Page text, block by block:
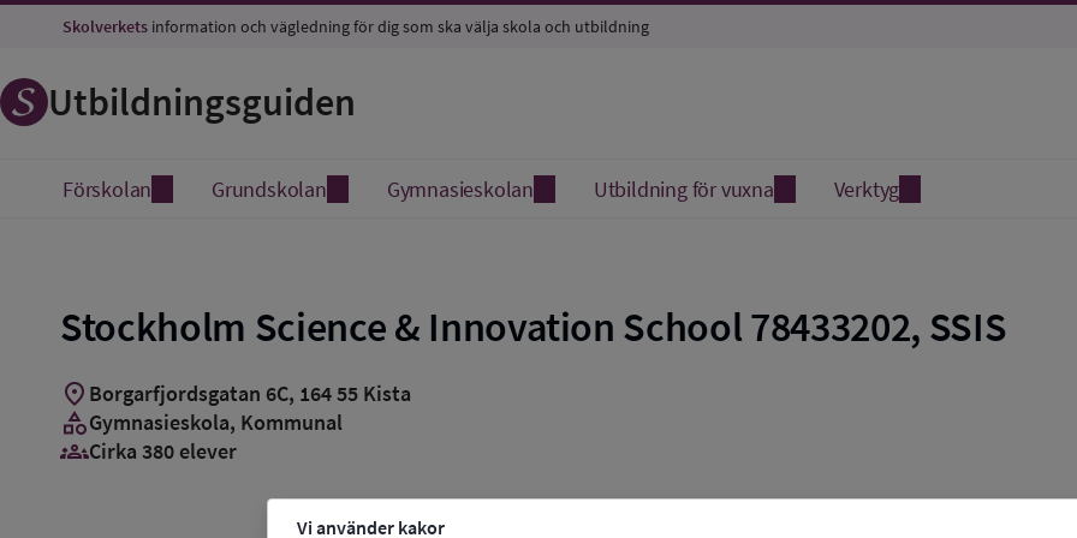
Vi använder kakor
Skolverkets information och vägledning för dig som ska välja skola och utbildning
Utbildningsguiden
Förskolan Grundskolan Gymnasieskolan Utbildning för vuxna Verktyg
Stockholm Science & Innovation School 78433202, SSIS
location_on Borgarfjordsgatan 6C, 16455 Kista
categoryGymnasieskola, Kommunal
groups_3Cirka 380 elever